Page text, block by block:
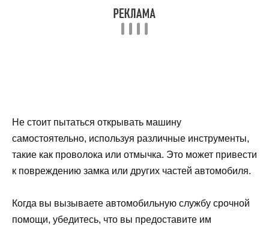
Не стоит пытаться открывать машину
самостоятельно, используя различные инструменты,
такие как проволока или отмычка. Это может привести
к повреждению замка или других частей автомобиля.
Когда вы вызываете автомобильную службу срочной
помощи, убедитесь, что вы предоставите им